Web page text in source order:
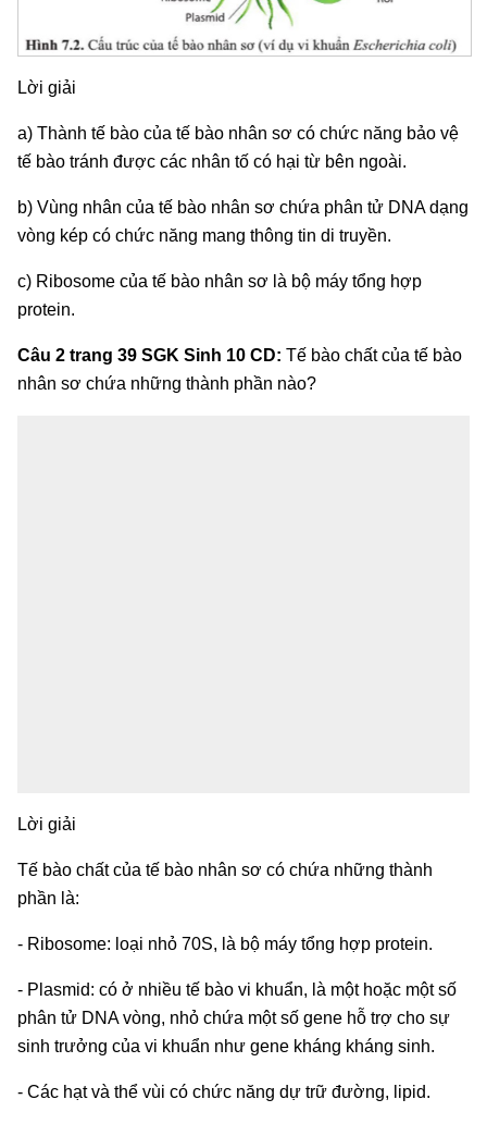
Lời giải
a) Thành tế bào của tế bào nhân sơ có chức năng bảo vệ
tế bào tránh được các nhân tố có hại từ bên ngoài.
b) Vùng nhân của tế bào nhân sơ chứa phân tử DNA dạng
vòng kép có chức năng mang thông tin di truyền.
c) Ribosome của tế bào nhân sơ là bộ máy tổng hợp
protein.
Câu 2 trang 39 SGK Sinh 10 CD: Tế bào chất của tế bào
nhân sơ chứa những thành phần nào?
Lời giải
Tế bào chất của tế bào nhân sơ có chứa những thành
phần là:
- Ribosome: loại nhỏ 70S, là bộ máy tổng hợp protein.
- Plasmid: có ở nhiều tế bào vi khuẩn, là một hoặc một số
phân tử DNA vòng, nhỏ chứa một số gene hỗ trợ cho sự
sinh trưởng của vi khuẩn như gene kháng kháng sinh.
- Các hạt và thể vùi có chức năng dự trữ đường, lipid.